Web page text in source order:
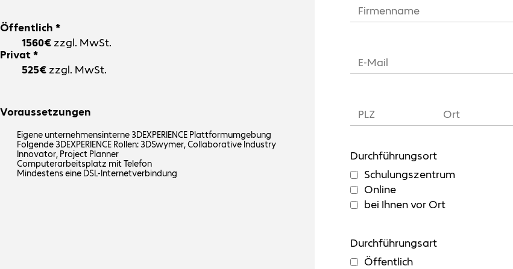
Öffentlich *
1560€ zzgl. MwSt.
Privat *
525€ zzgl. MwSt.
Voraussetzungen
Eigene unternehmensinterne 3DEXPERIENCE Plattformumgebung
Folgende 3DEXPERIENCE Rollen: 3DSwymer, Collaborative Industry
Innovator, Project Planner
Computerarbeitsplatz mit Telefon
Mindestens eine DSL-Internetverbindung
Durchführungsort
Schulungszentrum
Online
bei Ihnen vor Ort
Durchführungsart
Öffentlich